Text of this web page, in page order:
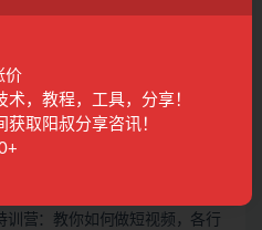
天引流100 创业粉！
训营：教你如何做短视频，各行
价
，教程，工具，分享！
取阳叔分享咨讯！